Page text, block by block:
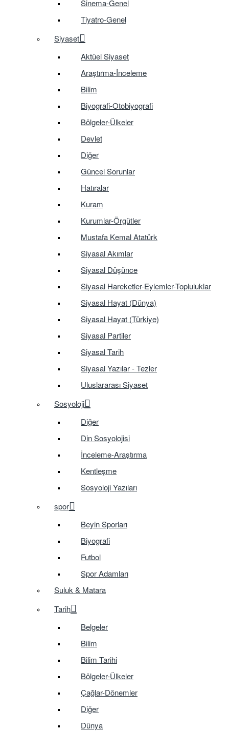
Sinema-Genel
Tiyatro-Genel
Siyaset
Aktüel Siyaset
Araştırma-İnceleme
Bilim
Biyografi-Otobiyografi
Bölgeler-Ülkeler
Devlet
Diğer
Güncel Sorunlar
Hatıralar
Kuram
Kurumlar-Örgütler
Mustafa Kemal Atatürk
Siyasal Akımlar
Siyasal Düşünce
Siyasal Hareketler-Eylemler-Topluluklar
Siyasal Hayat (Dünya)
Siyasal Hayat (Türkiye)
Siyasal Partiler
Siyasal Tarih
Siyasal Yazılar - Tezler
Uluslararası Siyaset
Sosyoloji
Diğer
Din Sosyolojisi
İnceleme-Araştırma
Kentleşme
Sosyoloji Yazıları
spor
Beyin Sporları
Biyografi
Futbol
Spor Adamları
Suluk & Matara
Tarih
Belgeler
Bilim
Bilim Tarihi
Bölgeler-Ülkeler
Çağlar-Dönemler
Diğer
Dünya